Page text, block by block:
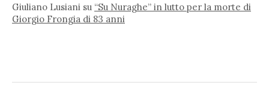
Giuliano Lusiani su “Su Nuraghe” in lutto per la morte di
Giorgio Frongia di 83 anni